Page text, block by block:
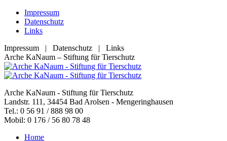
Zum
Inhalt
springen
Impressum
Datenschutz
Links
Impressum | Datenschutz | Links
Facebook
page
opens
new
window
YouTube
page
opens
new
window
RSS
page
opens
new
window
E-
Mail
page
in
new
window
Arche KaNaum – Stiftung für Tierschutz
Arche KaNaum - Stiftung für Tierschutz
Landstr. 111, 34454 Bad Arolsen - Mengeringhausen
Tel.: 0 56 91 / 888 98 00
Mobil: 0 176 / 56 80 78 48
Home